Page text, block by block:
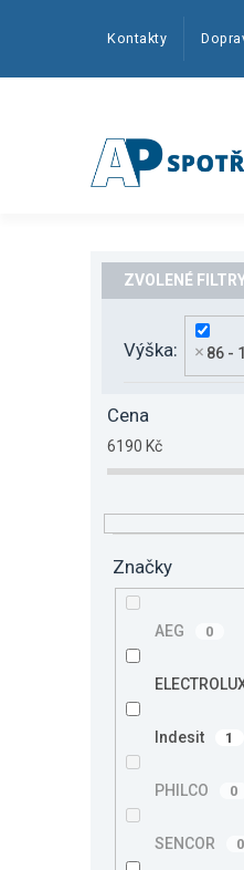
Kontakty
o
Výška 86 -
Cena
6190 Kč
Značky
AEG 0
Indesit 1
PHILCO 0
SENCOR 0